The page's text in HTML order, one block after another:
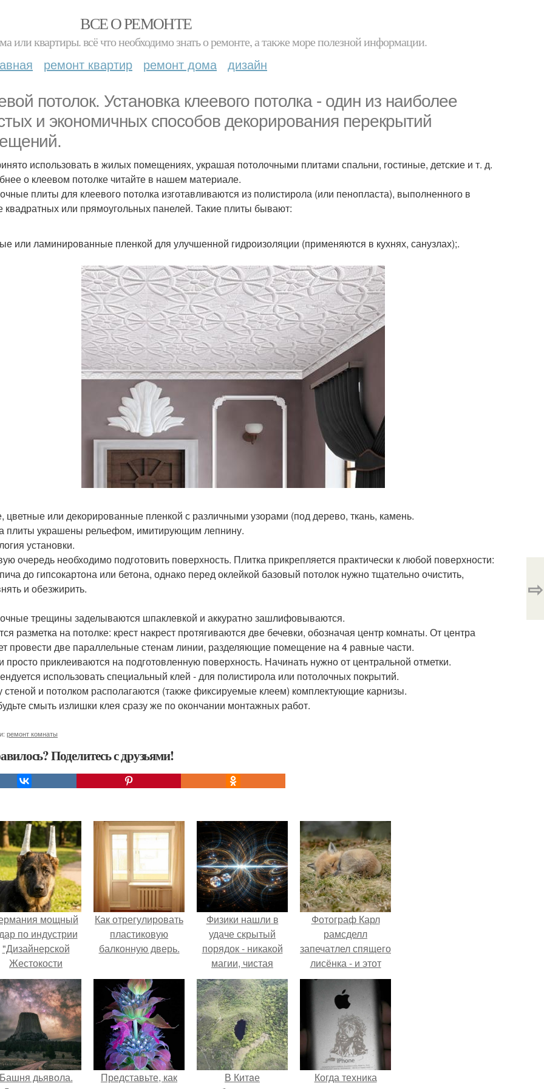
ВСЕ О РЕМОНТЕ
или квартиры. всё что необходимо знать о ремонте, а также море полезной информации.
ремонт квартир ремонт дома дизайн
потолок. Установка клеевого потолка - один из наиболее
и экономичных способов декорирования перекрытий
использовать в жилых помещениях, украшая потолочными плитами спальни, гостиные, детские и т. д.
о клеевом потолке читайте в нашем материале.
плиты для клеевого потолка изготавливаются из полистирола (или пенопласта), выполненного в
или прямоугольных панелей. Такие плиты бывают:
или ламинированные пленкой для улучшенной гидроизоляции (применяются в кухнях, санузлах);.
цветные или декорированные пленкой с различными узорами (под дерево, ткань, камень.
плиты украшены рельефом, имитирующим лепнину.
установки.
очередь необходимо подготовить поверхность. Плитка прикрепляется практически к любой поверхности:
до гипсокартона или бетона, однако перед оклейкой базовый потолок нужно тщательно очистить,
и обезжирить.
трещины заделываются шпаклевкой и аккуратно зашлифовываются.
разметка на потолке: крест накрест протягиваются две бечевки, обозначая центр комнаты. От центра
провести две параллельные стенам линии, разделяющие помещение на 4 равные части.
просто приклеиваются на подготовленную поверхность. Начинать нужно от центральной отметки.
использовать специальный клей - для полистирола или потолочных покрытий.
и потолком располагаются (также фиксируемые клеем) комплектующие карнизы.
смыть излишки клея сразу же по окончании монтажных работ.
ремонт комнаты
Поделитесь с друзьями!
⇨
мощный
по индустрии
"Дизайнерской
Жестокости
нанесла".
Как отрегулировать
пластиковую
балконную дверь.
Физики нашли в
удаче скрытый
порядок - никакой
магии, чистая
квантовая
механика.
Фотограф Карл
рамсделл
запечатлел спящего
лисёнка - и этот
кадр способен
растопить даже
самое суровое
сердце.
Башня дьявола.
Представьте, как
В Китaе
Когда техника